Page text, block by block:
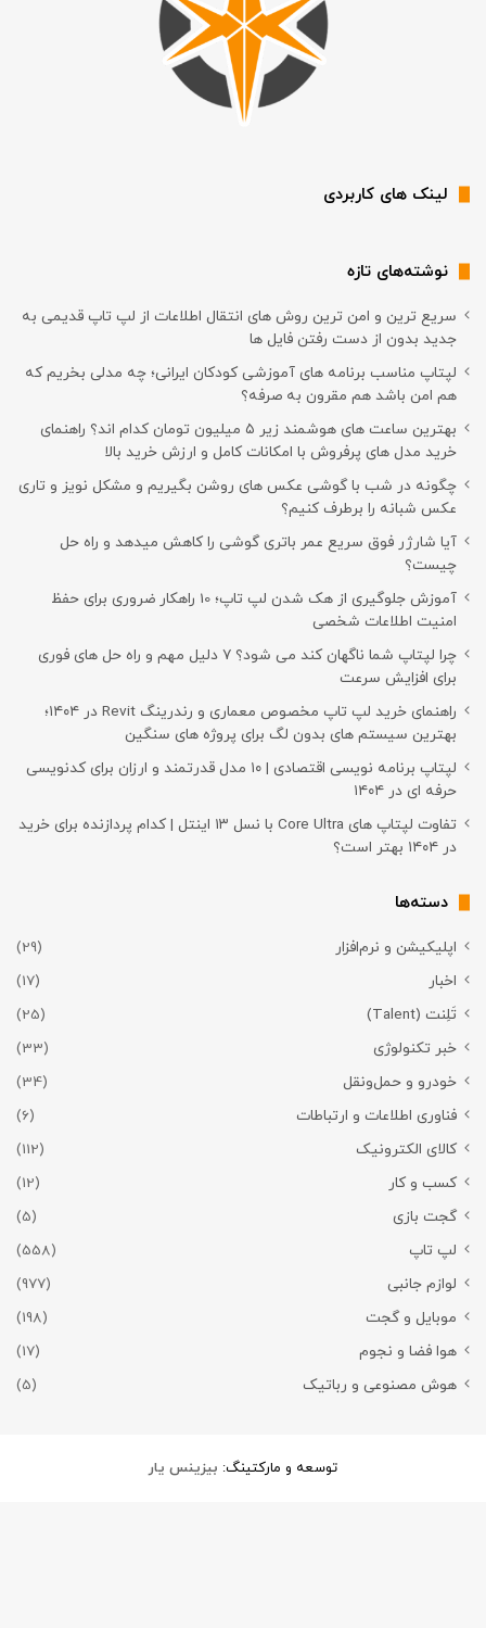
لینک های کاربردی
نوشته‌های تازه
سریع ترین و امن ترین روش های انتقال اطلاعات از لپ تاپ قدیمی به
جدید بدون از دست رفتن فایل ها
لپتاپ مناسب برنامه های آموزشی کودکان ایرانی؛ چه مدلی بخریم که
هم امن باشد هم مقرون به صرفه؟
بهترین ساعت های هوشمند زیر ۵ میلیون تومان کدام اند؟ راهنمای
خرید مدل های پرفروش با امکانات کامل و ارزش خرید بالا
چگونه در شب با گوشی عکس های روشن بگیریم و مشکل نویز و تاری
عکس شبانه را برطرف کنیم؟
آیا شارژر فوق سریع عمر باتری گوشی را کاهش میدهد و راه حل
چیست؟
آموزش جلوگیری از هک شدن لپ تاپ؛ 10 راهکار ضروری برای حفظ
امنیت اطلاعات شخصی
چرا لپتاپ شما ناگهان کند می شود؟ ۷ دلیل مهم و راه حل های فوری
برای افزایش سرعت
راهنمای خرید لپ تاپ مخصوص معماری و رندرینگ Revit در ۱۴۰۴؛
بهترین سیستم های بدون لگ برای پروژه های سنگین
لپتاپ برنامه نویسی اقتصادی | ۱۰ مدل قدرتمند و ارزان برای کدنویسی
حرفه ای در ۱۴۰۴
تفاوت لپتاپ های Core Ultra با نسل ۱۳ اینتل | کدام پردازنده برای خرید
در ۱۴۰۴ بهتر است؟
دسته‌ها
اپلیکیشن و نرم‌افزار
(29)
اخبار
(17)
تَلِنت (Talent)
(25)
خبر تکنولوژی
(33)
خودرو و حمل‌و‌نقل
(34)
فناوری اطلاعات و ارتباطات
(6)
کالای الکترونیک
(112)
کسب و کار
(12)
گجت بازی
(5)
لپ تاپ
(558)
لوازم جانبی
(977)
موبایل و گجت
(198)
هوا فضا و نجوم
(17)
هوش مصنوعی و رباتیک
(5)
توسعه و مارکتینگ: بیزینس یار